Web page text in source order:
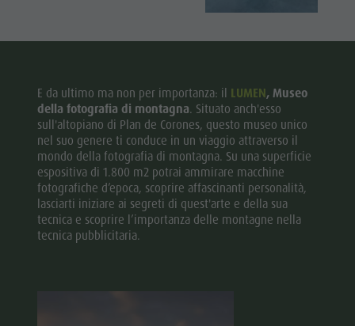
E da ultimo ma non per importanza: il LUMEN, Museo
della fotografia di montagna. Situato anch'esso
sull'altopiano di Plan de Corones, questo museo unico
nel suo genere ti conduce in un viaggio attraverso il
mondo della fotografia di montagna. Su una superficie
espositiva di 1.800 m2 potrai ammirare macchine
fotografiche d’epoca, scoprire affascinanti personalità,
lasciarti iniziare ai segreti di quest'arte e della sua
tecnica e scoprire l’importanza delle montagne nella
tecnica pubblicitaria.